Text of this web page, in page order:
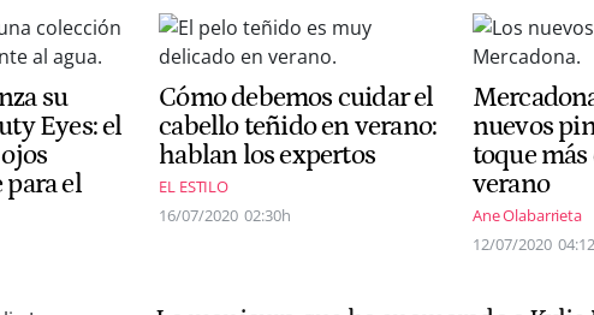
su
Eyes: el
el
Cómo debemos cuidar el
cabello teñido en verano:
hablan los expertos
EL ESTILO
16/07/2020 02:30h
nuevos
toque más
verano
Ane Olabarrieta
12/07/2020